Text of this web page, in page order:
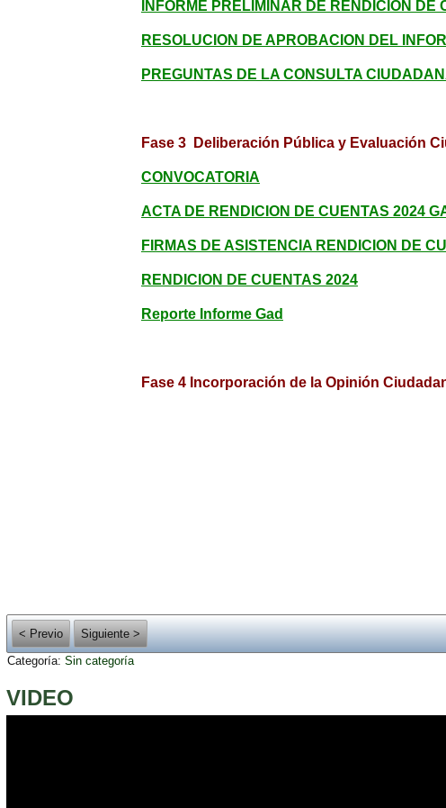
INFORME PRELIMINAR DE RENDICION DE
RESOLUCION DE APROBACION DEL
PREGUNTAS DE LA CONSULTA
Fase 3 Deliberación Pública y Evaluación
CONVOCATORIA
ACTA DE RENDICION DE CUENTAS 2024
FIRMAS DE ASISTENCIA RENDICION DE
RENDICION DE CUENTAS 2024
Reporte Informe Gad
Fase 4 Incorporación de la Opinión
< Previo
Siguiente >
Categoría: Sin categoría
VIDEO